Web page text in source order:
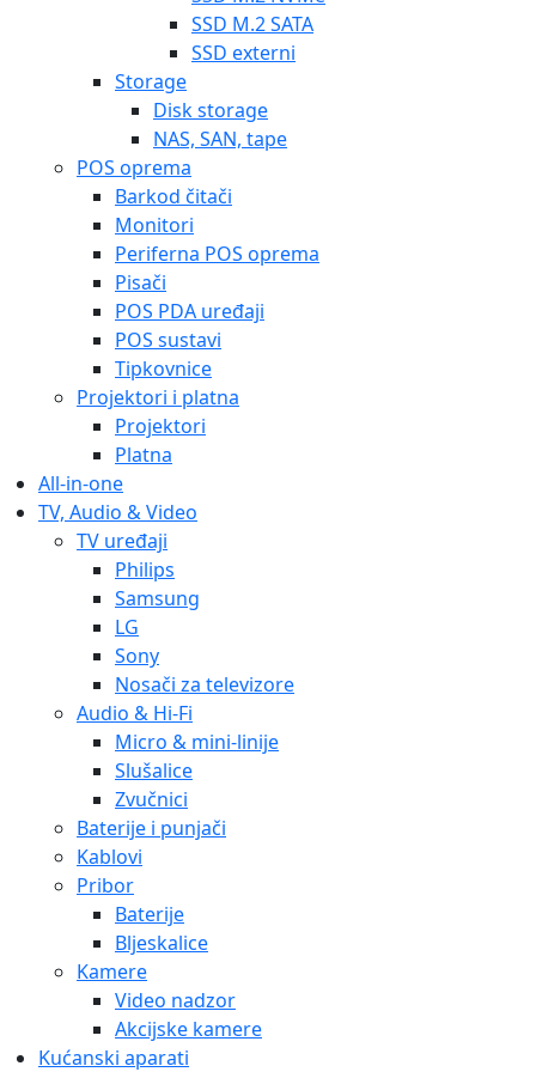
SSD M.2 SATA
SSD externi
Storage
Disk storage
NAS, SAN, tape
POS oprema
Barkod čitači
Monitori
Periferna POS oprema
Pisači
POS PDA uređaji
POS sustavi
Tipkovnice
Projektori i platna
Projektori
Platna
All-in-one
TV, Audio & Video
TV uređaji
Philips
Samsung
LG
Sony
Nosači za televizore
Audio & Hi-Fi
Micro & mini-linije
Slušalice
Zvučnici
Baterije i punjači
Kablovi
Pribor
Baterije
Bljeskalice
Kamere
Video nadzor
Akcijske kamere
Kućanski aparati